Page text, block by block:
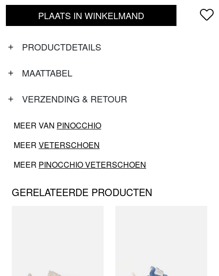
PLAATS IN WINKELMAND
PRODUCTDETAILS
MAATTABEL
VERZENDING & RETOUR
MEER VAN PINOCCHIO
MEER VETERSCHOEN
MEER PINOCCHIO VETERSCHOEN
GERELATEERDE PRODUCTEN